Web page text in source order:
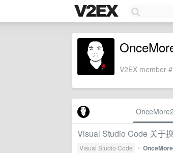
V2EX member
Visual Studio Code 关于
Visual Studio Code •